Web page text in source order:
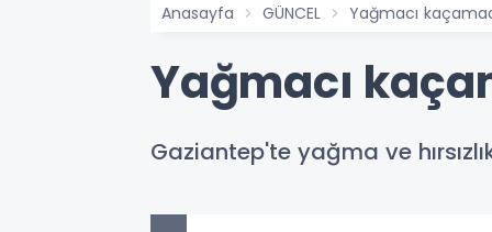
Anasayfa GÜNCEL Yağmacı
Yağmacı
Gaziantep'te yağma ve